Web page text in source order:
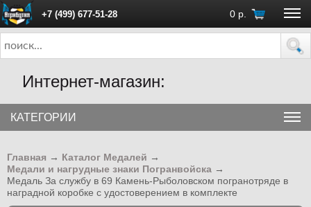
+7 (499) 677-51-28 0 р.
ПН - ПТ с 10:00 до 18:00 (Москва)
Интернет-магазин:
КАТЕГОРИИ
Главная → Каталог Медалей →
Медали и нагрудные знаки Погранвойска →
Медаль За службу в 69 Камень-Рыболовском погранотряде в
наградной коробке с удостоверением в комплекте